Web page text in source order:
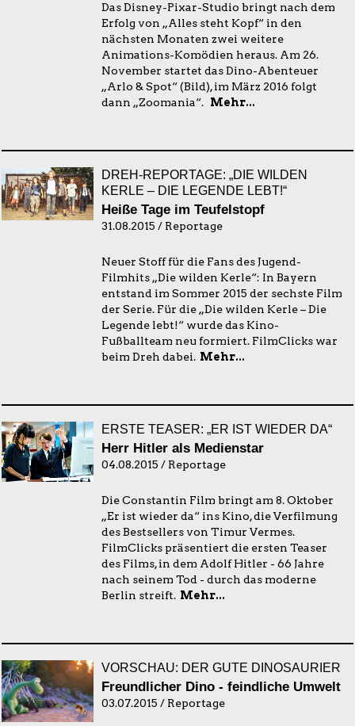
Das Disney-Pixar-Studio bringt nach dem
Erfolg von „Alles steht Kopf“ in den
nächsten Monaten zwei weitere
Animations-Komödien heraus. Am 26.
November startet das Dino-Abenteuer
„Arlo & Spot“ (Bild), im März 2016 folgt
dann „Zoomania“. Mehr...
DREH-REPORTAGE: „DIE WILDEN
KERLE – DIE LEGENDE LEBT!“
Heiße Tage im Teufelstopf
31.08.2015 / Reportage
Neuer Stoff für die Fans des Jugend-
Filmhits „Die wilden Kerle“: In Bayern
entstand im Sommer 2015 der sechste Film
der Serie. Für die „Die wilden Kerle – Die
Legende lebt!“ wurde das Kino-
Fußballteam neu formiert. FilmClicks war
beim Dreh dabei. Mehr...
ERSTE TEASER: „ER IST WIEDER DA“
Herr Hitler als Medienstar
04.08.2015 / Reportage
Die Constantin Film bringt am 8. Oktober
„Er ist wieder da“ ins Kino, die Verfilmung
des Bestsellers von Timur Vermes.
FilmClicks präsentiert die ersten Teaser
des Films, in dem Adolf Hitler - 66 Jahre
nach seinem Tod - durch das moderne
Berlin streift. Mehr...
VORSCHAU: DER GUTE DINOSAURIER
Freundlicher Dino - feindliche Umwelt
03.07.2015 / Reportage